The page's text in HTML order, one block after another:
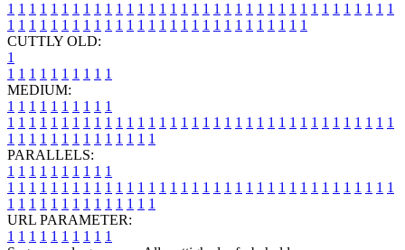
1 1 1 1 1 1 1 1 1 1 1 1 1 1 1 1 1 1 1 1 1 1 1 1 1 1 1 1 1 1 1 1 1 1 1 1
1 1 1 1 1 1 1 1 1 1 1 1 1 1 1 1 1 1 1 1 1 1 1 1 1 1 1 1
CUTTLY OLD:
1
1 1 1 1 1 1 1 1 1 1
MEDIUM:
1 1 1 1 1 1 1 1 1 1
1 1 1 1 1 1 1 1 1 1 1 1 1 1 1 1 1 1 1 1 1 1 1 1 1 1 1 1 1 1 1 1 1 1 1 1
1 1 1 1 1 1 1 1 1 1 1 1 1 1
PARALLELS:
1 1 1 1 1 1 1 1 1 1
1 1 1 1 1 1 1 1 1 1 1 1 1 1 1 1 1 1 1 1 1 1 1 1 1 1 1 1 1 1 1 1 1 1 1 1
1 1 1 1 1 1 1 1 1 1 1 1 1 1
URL PARAMETER:
1 1 1 1 1 1 1 1 1 1